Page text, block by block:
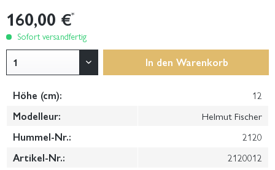
160,00 €*
Sofort versandfertig
In den Warenkorb
Höhe (cm):
12
Modelleur:
Helmut Fischer
Hummel-Nr.:
2120
Artikel-Nr.:
2120012